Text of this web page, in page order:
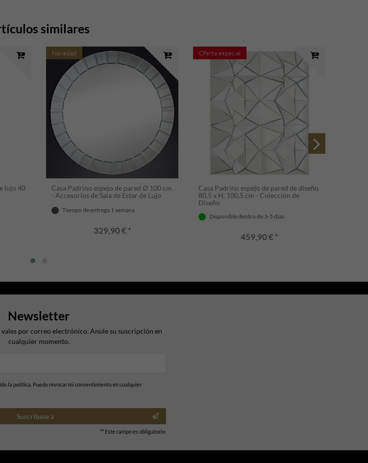
similares
lujo 40
Novedad
Casa Padrino espejo de pared Ø 100 cm
- Accesorios de Sala de Estar de Lujo
Tiempo de entrega 1 semana
329,90 € *
Oferta especial
Casa Padrino espejo de pared de diseño
80,5 x H. 100,5 cm - Colección de
Diseño
Disponible dentro de 3-5 días.
459,90 € *
Newsletter
vales por correo electrónico. Anule su suscripción en
cualquier momento.
la política. Puedo revocar mi consentimiento en cualquier
Suscríbase a
** Este campo es obligatorio.